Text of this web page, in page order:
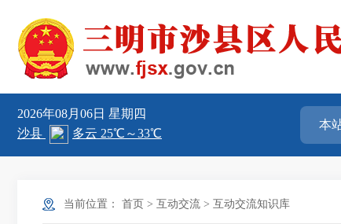
2026年08月06日 星期四
当前位置： 首页 > 互动交流 > 互动交流知识库